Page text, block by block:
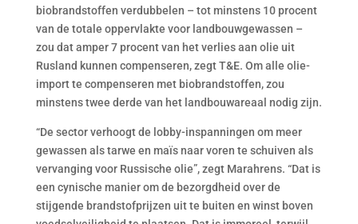
biobrandstoffen verdubbelen – tot minstens 10 procent
van de totale oppervlakte voor landbouwgewassen –
zou dat amper 7 procent van het verlies aan olie uit
Rusland kunnen compenseren, zegt T&E. Om alle olie-
import te compenseren met biobrandstoffen, zou
minstens twee derde van het landbouwareaal nodig zijn.
“De sector verhoogt de lobby-inspanningen om meer
gewassen als tarwe en maïs naar voren te schuiven als
vervanging voor Russische olie”, zegt Marahrens. “Dat is
een cynische manier om de bezorgdheid over de
stijgende brandstofprijzen uit te buiten en winst boven